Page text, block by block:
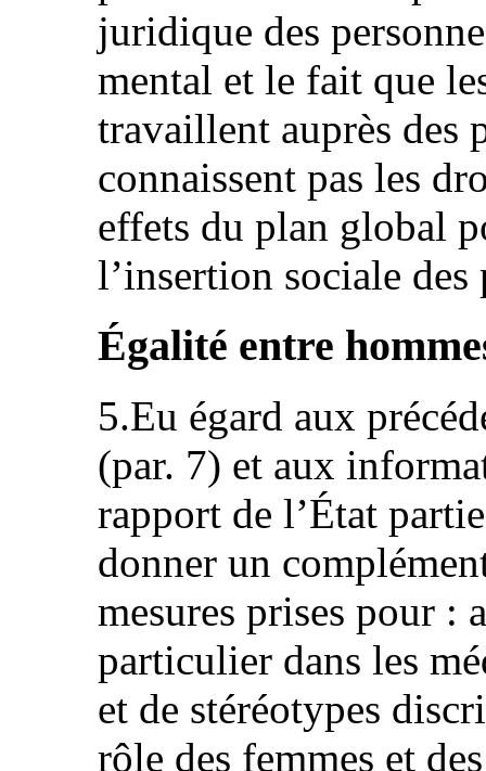
juridique des
mental et le fait que
travaillent auprès des
connaissent pas les
effets du plan global
l’insertion sociale des
Égalité entre
5.Eu égard aux
(par. 7) et aux
rapport de l’État
donner un
mesures prises pour :
particulier dans les
et de stéréotypes
rôle des femmes et